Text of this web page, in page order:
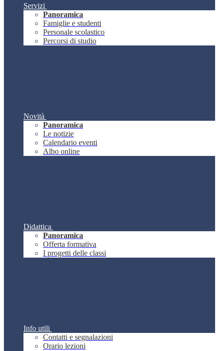
Servizi
Panoramica
Famiglie e studenti
Personale scolastico
Percorsi di studio
Novità
Panoramica
Le notizie
Calendario eventi
Albo online
Didattica
Panoramica
Offerta formativa
I progetti delle classi
Info utili
Contatti e segnalazioni
Orario lezioni